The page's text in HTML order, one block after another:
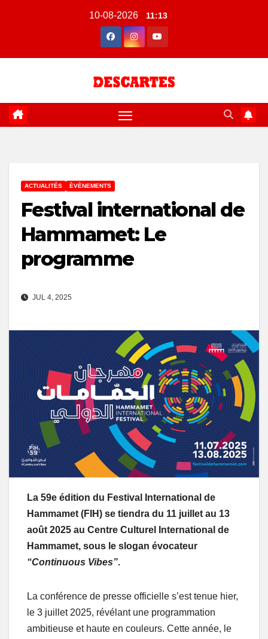
10-08-2026 11:13
ACTUALITÉS ÈVÈNEMENTS
Festival international de
Hammamet: Le
programme
JUL 4, 2025
La 59e édition du Festival International de
Hammamet (FIH) se tiendra du 11 juillet au 13
août 2025 au Centre Culturel International de
Hammamet, sous le slogan évocateur
“Continuous Vibes”.
La conférence de presse officielle s’est tenue hier,
le 3 juillet 2025, révélant une programmation
ambitieuse et haute en couleurs. Cette année, le